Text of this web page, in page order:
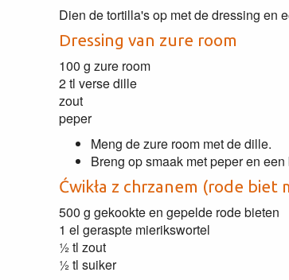
Dien de tortilla's op met de dressing en
Dressing van zure room
100 g zure room
2 tl verse dille
zout
peper
Meng de zure room met de dille.
Breng op smaak met peper en
Ćwikła z chrzanem (rode biet
500 g gekookte en gepelde rode bieten
1 el geraspte mierikswortel
½ tl zout
½ tl suiker